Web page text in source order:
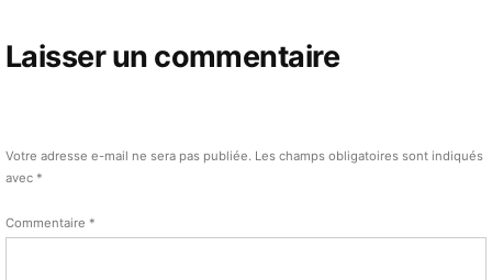
Laisser un commentaire
Votre adresse e-mail ne sera pas publiée. Les champs obligatoires sont indiqués
avec *
Commentaire *